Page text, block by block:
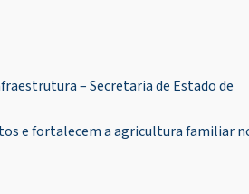
– Secretaria de Estado de
e fortalecem a agricultura familiar